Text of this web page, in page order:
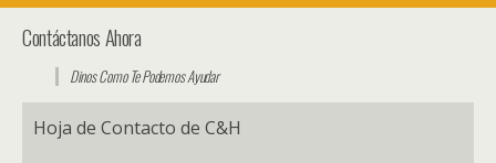
Contáctanos Ahora
Dinos Como Te Podemos Ayudar
Hoja de Contacto de C&H